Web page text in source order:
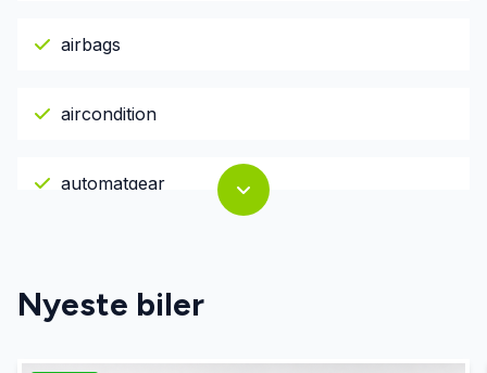
airbags
aircondition
automatgear
bakkamera
Nyeste biler